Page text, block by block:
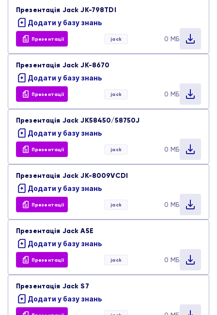
Презентація Jack JK-798TDI
Додати у базу знань
Презентації jack 0 МБ
Презентація Jack JK-8670
Додати у базу знань
Презентації jack 0 МБ
Презентація Jack JK58450/58750J
Додати у базу знань
Презентації jack 0 МБ
Презентація Jack JK-8009VCDI
Додати у базу знань
Презентації jack 0 МБ
Презентація Jack A5E
Додати у базу знань
Презентації jack 0 МБ
Презентація Jack S7
Додати у базу знань